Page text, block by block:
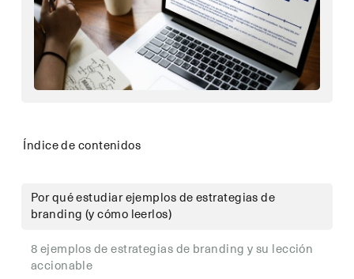
Índice de contenidos
Por qué estudiar ejemplos de estrategias de
branding (y cómo leerlos)
8 ejemplos de estrategias de branding y su lección
accionable